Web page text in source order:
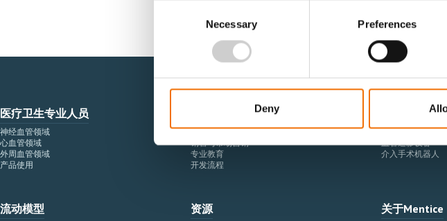
Necessary Preferences
Deny
医疗卫生专业人员
神经血管领域
心血管领域
外周血管领域
产品使用
医疗科技企业
研究与开发
销售与市场营销
专业教育
开发流程
血管造影设
手术室集成
血管造影设备
介入手术机器人
流动模型 资源 关于Mentice